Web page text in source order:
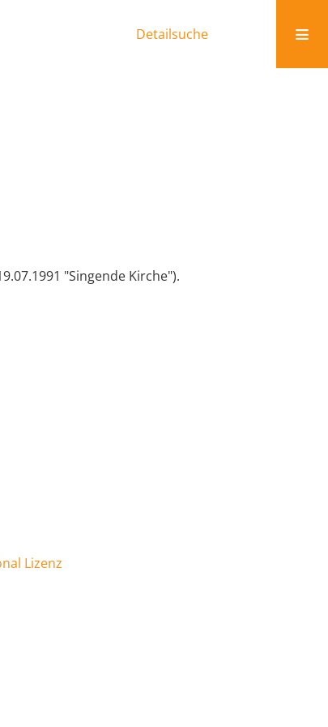
Detailsuche
"Singende Kirche").
Lizenz